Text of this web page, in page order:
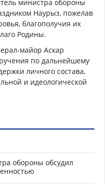
министра обороны
Наурыз, пожелав
благополучия их
Родины.
майор Аскар
по дальнейшему
личного состава,
и идеологической
обороны обсудил